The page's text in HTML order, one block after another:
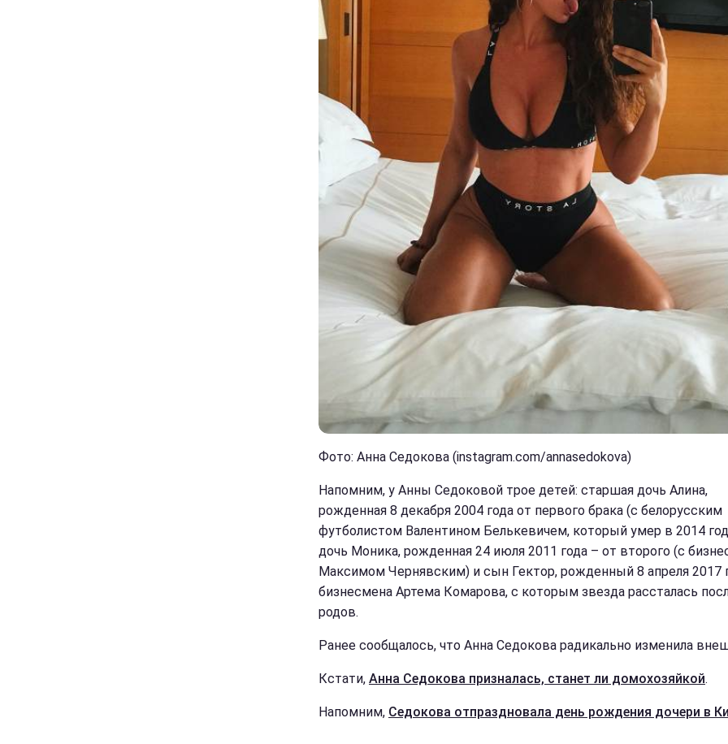
Фото: Анна Седокова (instagram.com/annasedokova)
Напомним, у Анны Седоковой трое детей: старшая дочь Алина,
рожденная 8 декабря 2004 года от первого брака (с белорусским
футболистом Валентином Белькевичем, который умер в 2014
дочь Моника, рожденная 24 июля 2011 года – от второго (с
Максимом Чернявским) и сын Гектор, рожденный 8 апреля 2017
бизнесмена Артема Комарова, с которым звезда рассталась
родов.
Ранее сообщалось, что Анна Седокова радикально изменила
Кстати, Анна Седокова призналась, станет ли домохозяйкой.
Напомним, Седокова отпраздновала день рождения дочери в